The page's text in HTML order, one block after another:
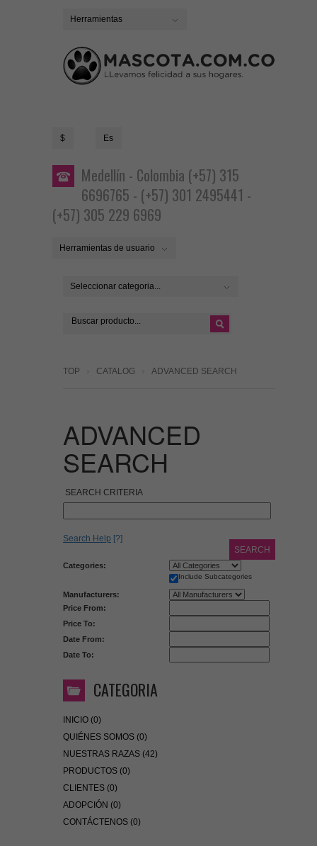
Herramientas
$ Es
Medellín - Colombia (+57) 315
6696765 - (+57) 301 2495441 -
(+57) 305 229 6969
Herramientas de usuario
Seleccionar categoria...
TOP CATALOG ADVANCED SEARCH
ADVANCED
SEARCH
SEARCH CRITERIA
Search Help [?]
SEARCH
Categories:
Include Subcategories
Manufacturers:
Price From:
Price To:
Date From:
Date To:
CATEGORIA
INICIO (0)
QUIÉNES SOMOS (0)
NUESTRAS RAZAS (42)
PRODUCTOS (0)
CLIENTES (0)
ADOPCIÓN (0)
CONTÁCTENOS (0)